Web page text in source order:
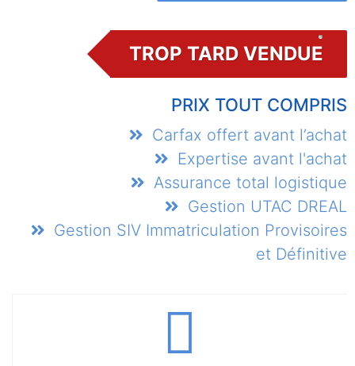
TROP TARD VENDUE
PRIX TOUT COMPRIS
Carfax offert avant l’achat
Expertise avant l'achat
Assurance total logistique
Gestion UTAC DREAL
Gestion SIV Immatriculation Provisoires
et Définitive